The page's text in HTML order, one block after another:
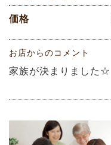
価格
お店からのコメント
家族が決まりました☆